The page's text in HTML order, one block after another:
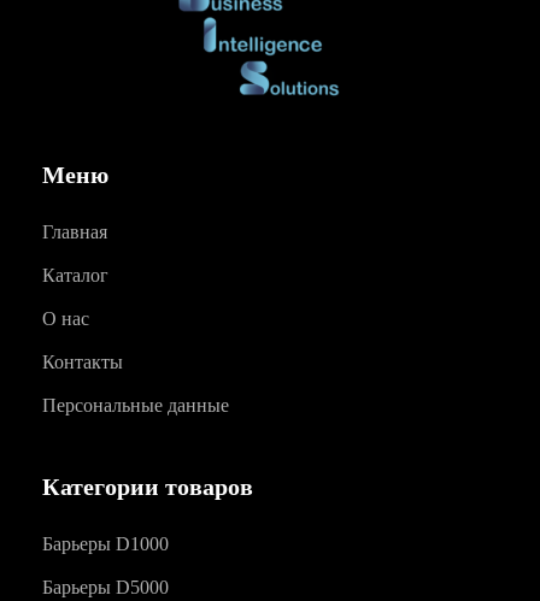
Меню
Главная
Каталог
О нас
Контакты
Персональные данные
Категории товаров
Барьеры D1000
Барьеры D5000